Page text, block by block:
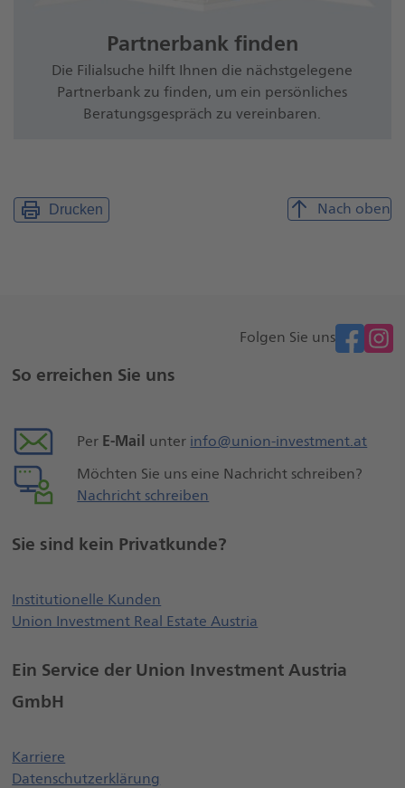
Partnerbank finden
Die Filialsuche hilft Ihnen die nächstgelegene
Partnerbank zu finden, um ein persönliches
Beratungsgespräch zu vereinbaren.
Drucken Nach oben
Folgen Sie unsfacebook
So erreichen Sie uns
Per E-Mail unter info@union-investment.at
Möchten Sie uns eine Nachricht schreiben?
Nachricht schreiben
Sie sind kein Privatkunde?
Institutionelle Kunden
Union Investment Real Estate Austria
Ein Service der Union Investment Austria
GmbH
Karriere
Datenschutzerklärung